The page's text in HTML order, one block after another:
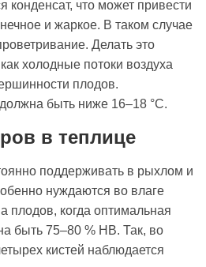
конденсат, что может привести
и жаркое. В таком случае
Делать это
холодные потоки воздуха
плодов.
быть ниже 16–18 °C.
в теплице
поддерживать в рыхлом и
нуждаются во влаге
плодов, когда оптимальная
быть 75–80 % НВ. Так, во
кистей наблюдается